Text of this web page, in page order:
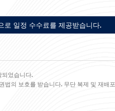
일정 수수료를 제공받습니다.
되었습니다.
의 보호를 받습니다. 무단 복제 및 재배